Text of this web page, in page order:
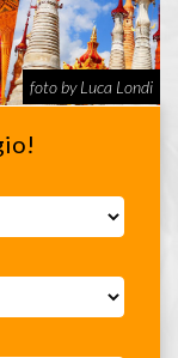
foto by Luca Londi